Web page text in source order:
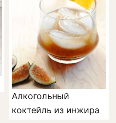
Алкогольный
коктейль из инжира